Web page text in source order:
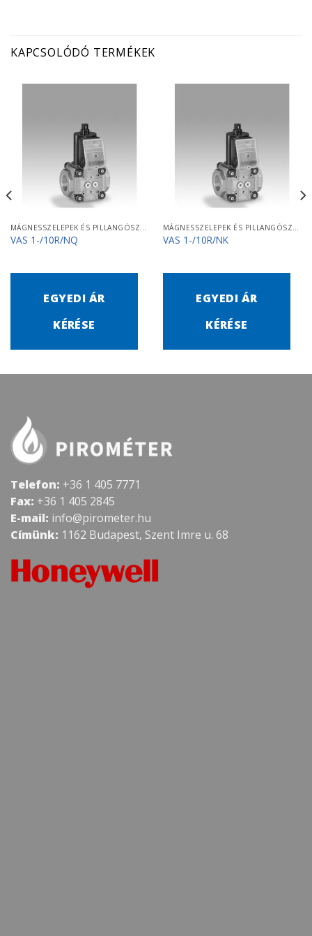
KAPCSOLÓDÓ TERMÉKEK
MÁGNESSZELEPEK ÉS PILLANGÓSZELEPEK
VAS 1-/10R/NQ
EGYEDI ÁR
KÉRÉSE
MÁGNESSZELEPEK ÉS PILLANGÓSZELEPEK
VAS 1-/10R/NK
EGYEDI ÁR
KÉRÉSE
Telefon: +36 1 405 7771
Fax: +36 1 405 2845
E-mail: info@pirometer.hu
Címünk: 1162 Budapest, Szent Imre u. 68